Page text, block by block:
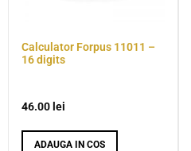
Calculator Forpus 11011 –
16 digits
46.00 lei
ADAUGA IN COS